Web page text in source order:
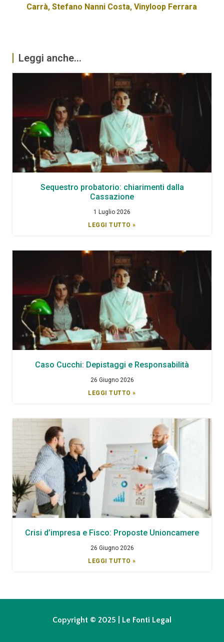
Carrà, Stefano Nanni Costa, Vinyloop Ferrara
Leggi anche...
Sequestro probatorio: chiarimenti dalla
Cassazione
1 Luglio 2026
LEGGI TUTTO »
Caso Cucchi: Depistaggi e Responsabilità
26 Giugno 2026
LEGGI TUTTO »
Crisi d’impresa e Fisco: Proposte Unioncamere
26 Giugno 2026
LEGGI TUTTO »
Copyright © 2025 | Le Fonti Legal